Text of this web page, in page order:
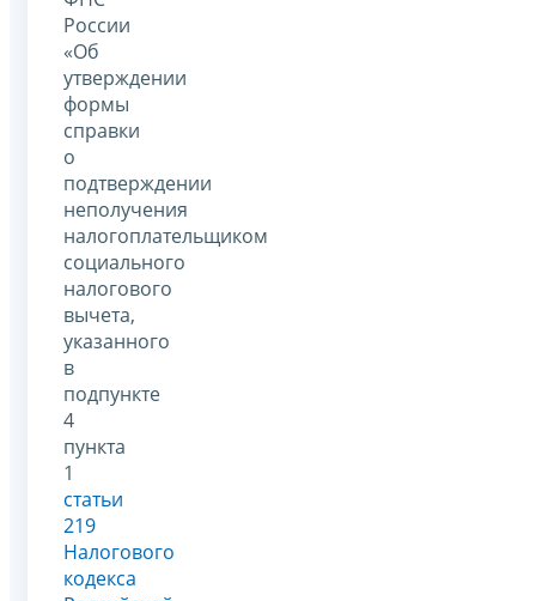
России
«Об
утверждении
формы
справки
о
подтверждении
неполучения
налогоплательщиком
социального
налогового
вычета,
указанного
в
подпункте
4
пункта
1
статьи
219
Налогового
кодекса